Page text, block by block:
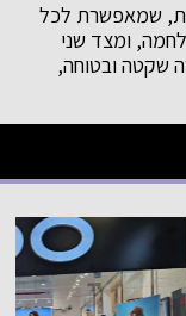
שמאפשרת לכל
ומצד שני
שקטה ובטוחה,